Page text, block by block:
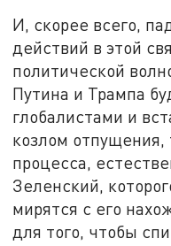
И, скорее всего,
действий в этой
политической
Путина и Трампа
глобалистами и
козлом отпущения,
процесса,
Зеленский,
мирятся с его
для того, чтобы